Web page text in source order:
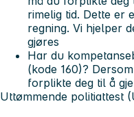
rimelig tid. Dette er
regning. Vi hjelper
gjøres
Har du
(kode 160)?
forplikte deg til å
Uttømmende politiattest